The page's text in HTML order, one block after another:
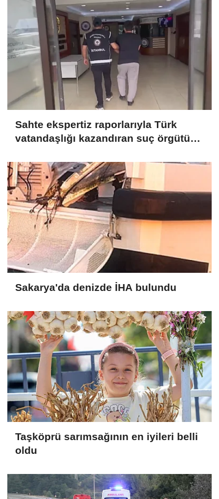
Sahte ekspertiz raporlarıyla Türk
vatandaşlığı kazandıran suç örgütüne
Sakarya'da denizde İHA bulundu
Taşköprü sarımsağının en iyileri belli
oldu